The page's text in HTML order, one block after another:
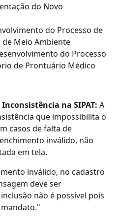
do Novo
do Processo de
Meio Ambiente
do Processo
de Prontuário Médico
na SIPAT: A
que impossibilita o
casos de falta de
inválido, não
em tela.
inválido, no cadastro
deve ser
não é possível pois